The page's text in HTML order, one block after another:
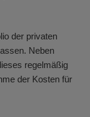
der privaten
Neben
regelmäßig
der Kosten für